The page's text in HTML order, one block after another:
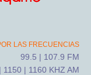
LAS FRECUENCIAS
99.5 | 107.9 FM
1150 | 1160 KHZ AM